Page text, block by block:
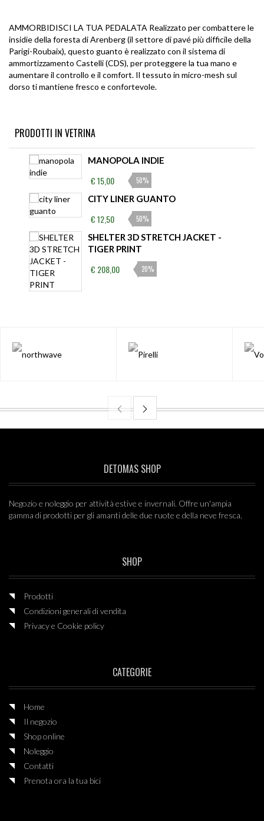
AMMORBIDISCI LA TUA PEDALATA Realizzato per combattere le
insidie della foresta di Arenberg (il settore di pavé più difficile della
Parigi-Roubaix), questo guanto è realizzato con il sistema di
ammortizzamento Castelli (CDS), per proteggere la tua mano e
aumentare il controllo e il comfort. Il tessuto in micro-mesh sul
dorso ti mantiene fresco e confortevole.
PRODOTTI IN VETRINA
TRACK 700
€ 475,00
FAIRISLE SWAG SHORT SLEEVES
INDIGO
MANOPOLA INDIE
€ 15,00 50%
CITY LINER GUANTO
€ 12,50 50%
SHELTER 3D STRETCH JACKET -
TIGER PRINT
€ 208,00 20%
50%
INDIGO
CHRISSY LBR
DETOMAS SHOP
Negozio e noleggio per attività estive e invernali. Offre un'ampia
gamma di prodotti per gli amanti delle due ruote e della neve fresca.
SHOP
Prodotti
Condizioni generali di vendita
Privacy e Cookie policy
CATEGORIE
Home
Il negozio
Shop online
Noleggio
Contatti
Prenota ora la tua bici